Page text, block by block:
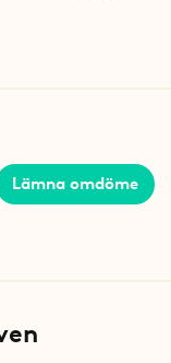
Lämna omdöme